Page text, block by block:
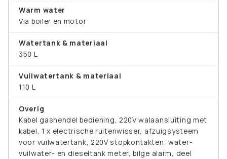
Warm water
Via boiler en motor
Watertank & materiaal
350 L
Vuilwatertank & materiaal
110 L
Overig
Kabel gashendel bediening, 220V walaansluiting met
kabel, 1 x electrische ruitenwisser, afzuigsysteem
voor vuilwatertank, 220V stopkontakten, water-
vuilwater- en dieseltank meter, bilge alarm, deel